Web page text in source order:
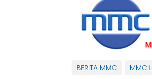
BERITA MMC MMC